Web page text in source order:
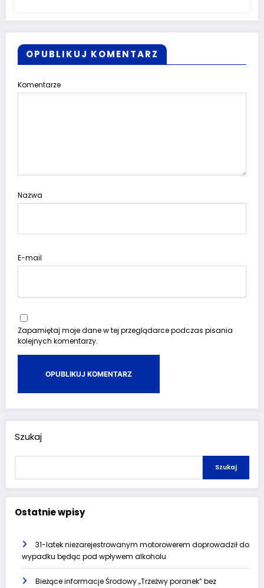
OPUBLIKUJ KOMENTARZ
Komentarze
Nazwa
E-mail
Zapamiętaj moje dane w tej przeglądarce podczas pisania
kolejnych komentarzy.
Szukaj
Szukaj
Ostatnie wpisy
31-latek niezarejestrowanym motorowerem doprowadził do
wypadku będąc pod wpływem alkoholu
Bieżące informacje Środowy „Trzeźwy poranek” bez